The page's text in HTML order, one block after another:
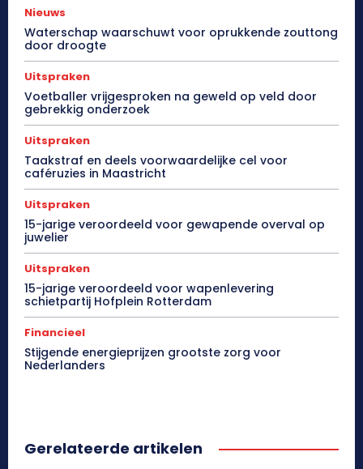
Nieuws
Waterschap waarschuwt voor oprukkende zouttong
door droogte
Uitspraken
Voetballer vrijgesproken na geweld op veld door
gebrekkig onderzoek
Uitspraken
Taakstraf en deels voorwaardelijke cel voor
caféruzies in Maastricht
Uitspraken
15-jarige veroordeeld voor gewapende overval op
juwelier
Uitspraken
15-jarige veroordeeld voor wapenlevering
schietpartij Hofplein Rotterdam
Financieel
Stijgende energieprijzen grootste zorg voor
Nederlanders
Gerelateerde artikelen